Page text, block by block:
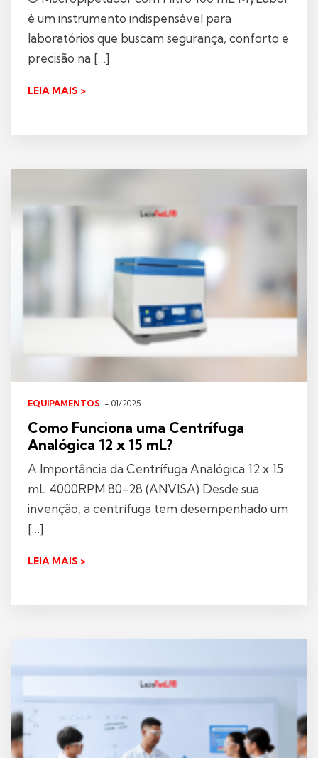
é um instrumento indispensável para
laboratórios que buscam segurança, conforto e
precisão na […]
LEIA MAIS >
EQUIPAMENTOS - 01/2025
Como Funciona uma Centrífuga
Analógica 12 x 15 mL?
A Importância da Centrífuga Analógica 12 x 15
mL 4000RPM 80-28 (ANVISA) Desde sua
invenção, a centrífuga tem desempenhado um
[…]
LEIA MAIS >